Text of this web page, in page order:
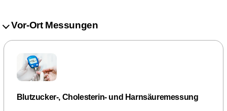
Vor-Ort Messungen
Blutzucker-, Cholesterin- und Harnsäuremessung